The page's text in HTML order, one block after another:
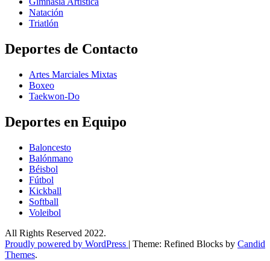
Natación​
Triatlón​
Deportes de Contacto
Artes Marciales Mixtas
Boxeo
Taekwon-Do
Deportes en Equipo
Baloncesto
Balónmano
Béisbol
Fútbol
Kickball​
Softball​
Voleibol​
All Rights Reserved 2022.
Proudly powered by WordPress | Theme: Refined Blocks by Candid
Themes.